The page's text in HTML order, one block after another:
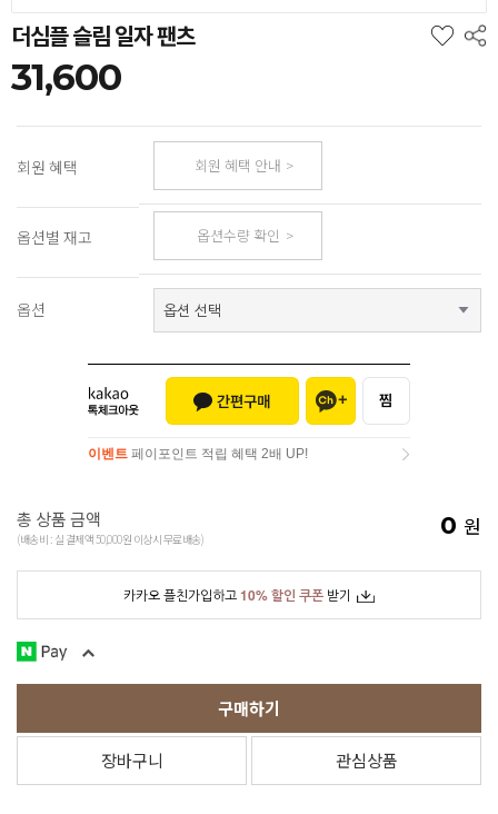
더심플 슬림 일자 팬츠
31,600
회원 혜택 회원 혜택 안내
옵션별 재고 옵션수량 확인
옵션
이벤트 페이포인트 적립 혜택 2배 UP!
총 상품 금액
(배송비 : 실 결제액 50,000원 이상시 무료배송) 0 원
카카오 플친가입하고10% 할인 쿠폰 받기
구매하기
장바구니 관심상품